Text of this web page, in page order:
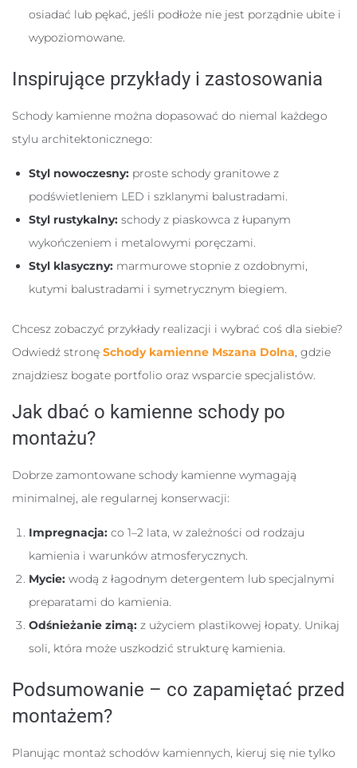
osiadać lub pękać, jeśli podłoże nie jest porządnie ubite i
wypoziomowane.
Inspirujące przykłady i zastosowania
Schody kamienne można dopasować do niemal każdego
stylu architektonicznego:
Styl nowoczesny: proste schody granitowe z
podświetleniem LED i szklanymi balustradami.
Styl rustykalny: schody z piaskowca z łupanym
wykończeniem i metalowymi poręczami.
Styl klasyczny: marmurowe stopnie z ozdobnymi,
kutymi balustradami i symetrycznym biegiem.
Chcesz zobaczyć przykłady realizacji i wybrać coś dla siebie?
Odwiedź stronę Schody kamienne Mszana Dolna, gdzie
znajdziesz bogate portfolio oraz wsparcie specjalistów.
Jak dbać o kamienne schody po
montażu?
Dobrze zamontowane schody kamienne wymagają
minimalnej, ale regularnej konserwacji:
Impregnacja: co 1–2 lata, w zależności od rodzaju
kamienia i warunków atmosferycznych.
Mycie: wodą z łagodnym detergentem lub specjalnymi
preparatami do kamienia.
Odśnieżanie zimą: z użyciem plastikowej łopaty. Unikaj
soli, która może uszkodzić strukturę kamienia.
Podsumowanie – co zapamiętać przed
montażem?
Planując montaż schodów kamiennych, kieruj się nie tylko